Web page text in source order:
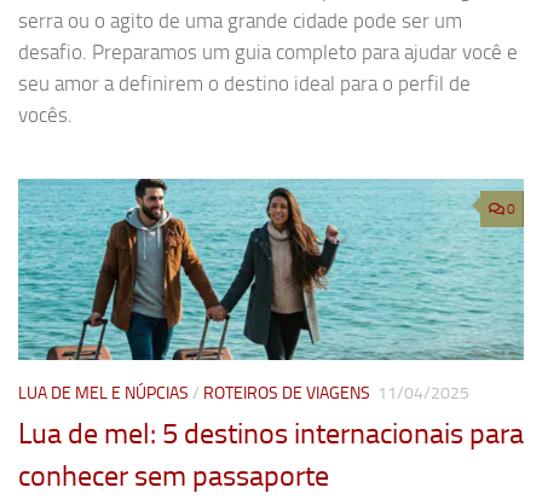
serra ou o agito de uma grande cidade pode ser um
desafio. Preparamos um guia completo para ajudar você e
seu amor a definirem o destino ideal para o perfil de
vocês.
0
LUA DE MEL E NÚPCIAS / ROTEIROS DE VIAGENS 11/04/2025
Lua de mel: 5 destinos internacionais para
conhecer sem passaporte